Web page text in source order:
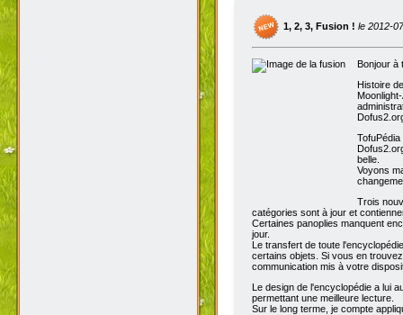
1, 2, 3, Fusion ! le 2012-
Bonjour à
Histoire
belle.
Voyons
Trois
catégories sont à jour et
Certaines panoplies manquent
jour.
Le transfert de toute
certains objets. Si vous en
communication mis à votre
Le design de l'encyclopédie a lui
permettant une meilleure lecture.
Sur le long terme, je compte